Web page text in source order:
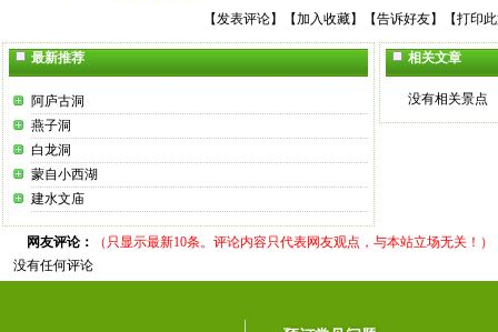
【发表评论】【加入收藏】【告诉好友】【打印
最新推荐
阿庐古洞
燕子洞
白龙洞
蒙自小西湖
建水文庙
相关文章
没有相关景点
网友评论：
（只显示最新10条。评论内容只代表网友观点，与本站立场无关！）
没有任何评论